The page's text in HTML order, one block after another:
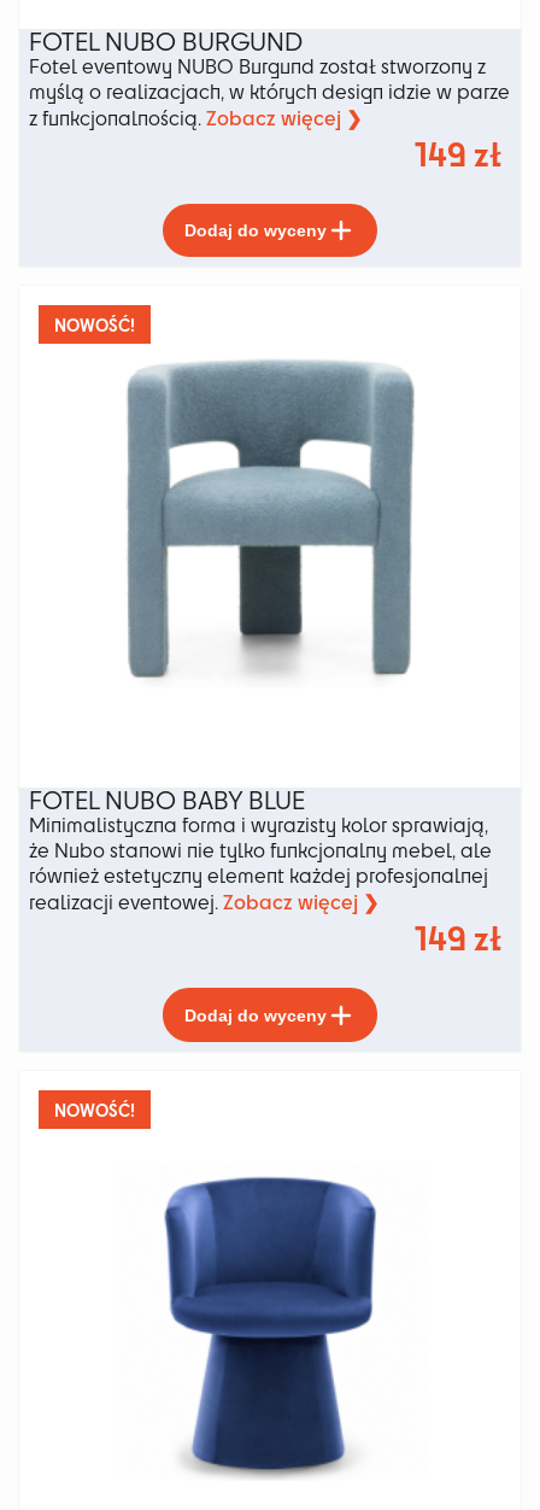
FOTEL NUBO BURGUND
Fotel eventowy NUBO Burgund został stworzony z
myślą o realizacjach, w których design idzie w parze
z funkcjonalnością. Zobacz więcej ❯
149 zł
Dodaj do wyceny
produkt
ma
można
wybrać
stronie
produktu
NOWOŚĆ!
FOTEL NUBO BABY BLUE
Minimalistyczna forma i wyrazisty kolor sprawiają,
że Nubo stanowi nie tylko funkcjonalny mebel, ale
również estetyczny element każdej profesjonalnej
realizacji eventowej.Zobacz więcej ❯
149zł
Dodaj do wyceny
produkt
ma
wybrać
NOWOŚĆ!